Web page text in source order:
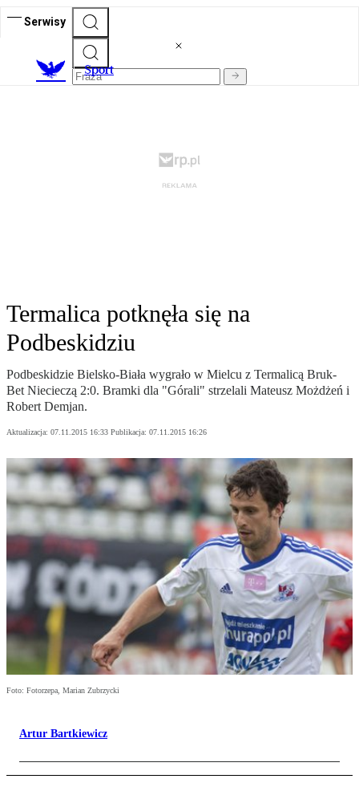
Serwisy
Sport
Termalica potknęła się na
Podbeskidziu
Podbeskidzie Bielsko-Biała wygrało w Mielcu z Termalicą Bruk-
Bet Niecieczą 2:0. Bramki dla "Górali" strzelali Mateusz Możdżeń i
Robert Demjan.
Aktualizacja: 07.11.2015 16:33 Publikacja: 07.11.2015 16:26
Foto: Fotorzepa, Marian Zubrzycki
Artur Bartkiewicz